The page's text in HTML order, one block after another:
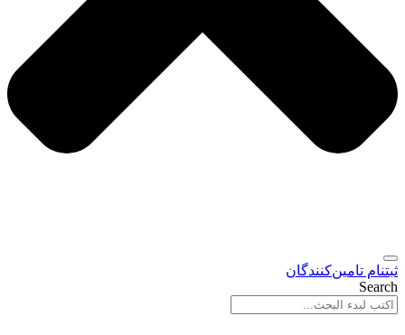
ثبتنام تامین‌کنندگان
Search